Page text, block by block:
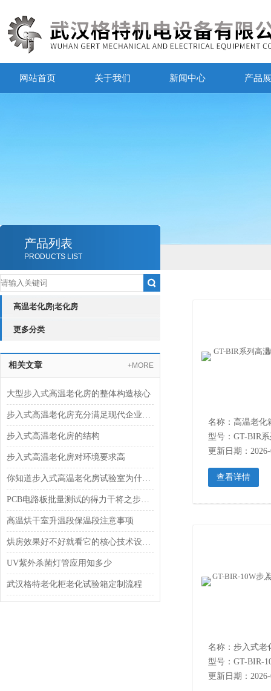
网站首页 关于我们 新闻中心 产品
产品列表
PRODUCTS LIST
高温老化房|老化房
更多分类
相关文章 +MORE
大型步入式高温老化房的整体构造核心
步入式高温老化房充分满足现代企业环保节能要求
步入式高温老化房的结构
步入式高温老化房对环境要求高
你知道步入式高温老化房试验室为什么需要搬迁改造吗？
PCB电路板批量测试的得力干将之步入式高温老化房
高温烘干室升温段保温段注意事项
烘房效果好不好就看它的核心技术设计与参数
UV紫外杀菌灯管应用知多少
武汉格特老化柜老化试验箱定制流程
名称：高温老化
型号：GT-BIR
更新日期：
查看详情
名称：步入式老
型号：GT-BIR-
更新日期：